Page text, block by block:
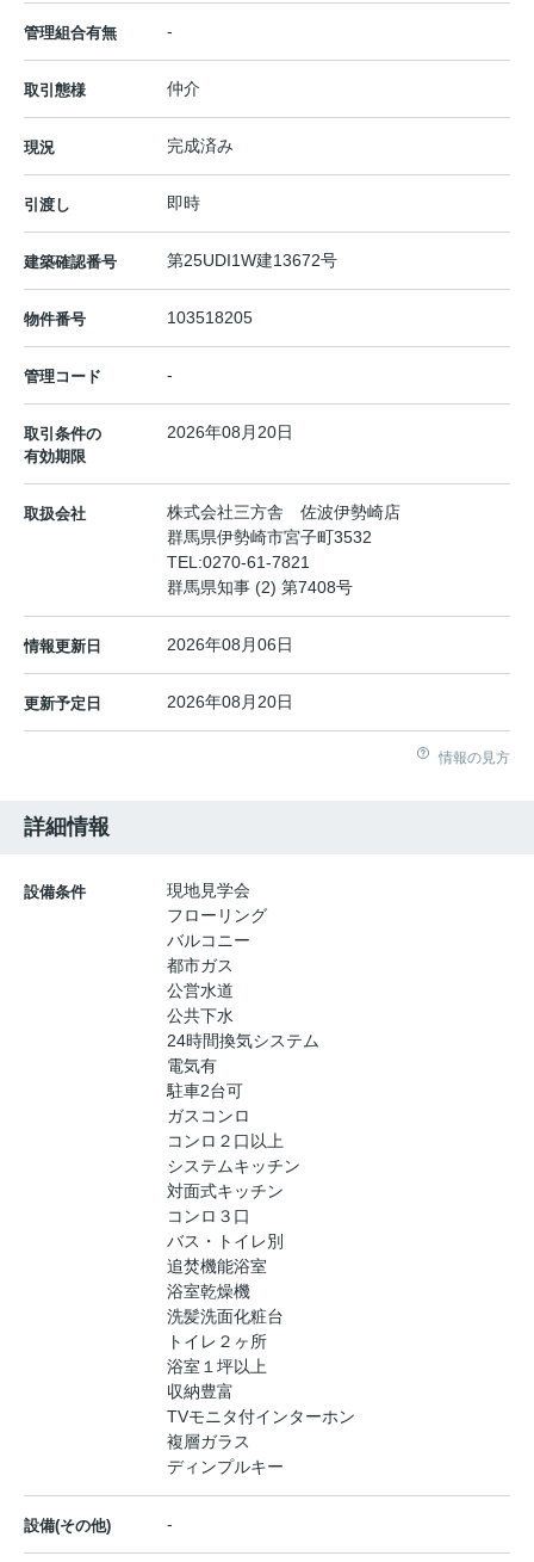
管理組合有無 -
取引態様 仲介
現況 完成済み
引渡し 即時
建築確認番号 第25UDI1W建13672号
物件番号 103518205
管理コード -
取引条件の
有効期限
2026年08月20日
取扱会社
株式会社三方舎 佐波伊勢崎店
群馬県伊勢崎市宮子町3532
TEL:0270-61-7821
群馬県知事 (2) 第7408号
情報更新日 2026年08月06日
更新予定日 2026年08月20日
情報の見方
詳細情報
設備条件
現地見学会
フローリング
バルコニー
都市ガス
公営水道
公共下水
24時間換気システム
電気有
駐車2台可
ガスコンロ
コンロ２口以上
システムキッチン
対面式キッチン
コンロ３口
バス・トイレ別
追焚機能浴室
浴室乾燥機
洗髪洗面化粧台
トイレ２ヶ所
浴室１坪以上
収納豊富
TVモニタ付インターホン
複層ガラス
ディンプルキー
設備(その他) -